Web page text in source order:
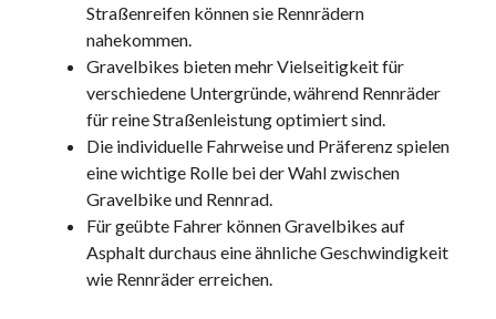
Straßenreifen können sie Rennrädern
nahekommen.
Gravelbikes bieten mehr Vielseitigkeit für
verschiedene Untergründe, während Rennräder
für reine Straßenleistung optimiert sind.
Die individuelle Fahrweise und Präferenz spielen
eine wichtige Rolle bei der Wahl zwischen
Gravelbike und Rennrad.
Für geübte Fahrer können Gravelbikes auf
Asphalt durchaus eine ähnliche Geschwindigkeit
wie Rennräder erreichen.